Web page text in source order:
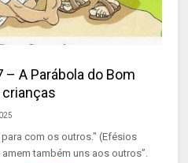
A Parábola do Bom
crianças
com os outros." (Efésios
também uns aos outros”.